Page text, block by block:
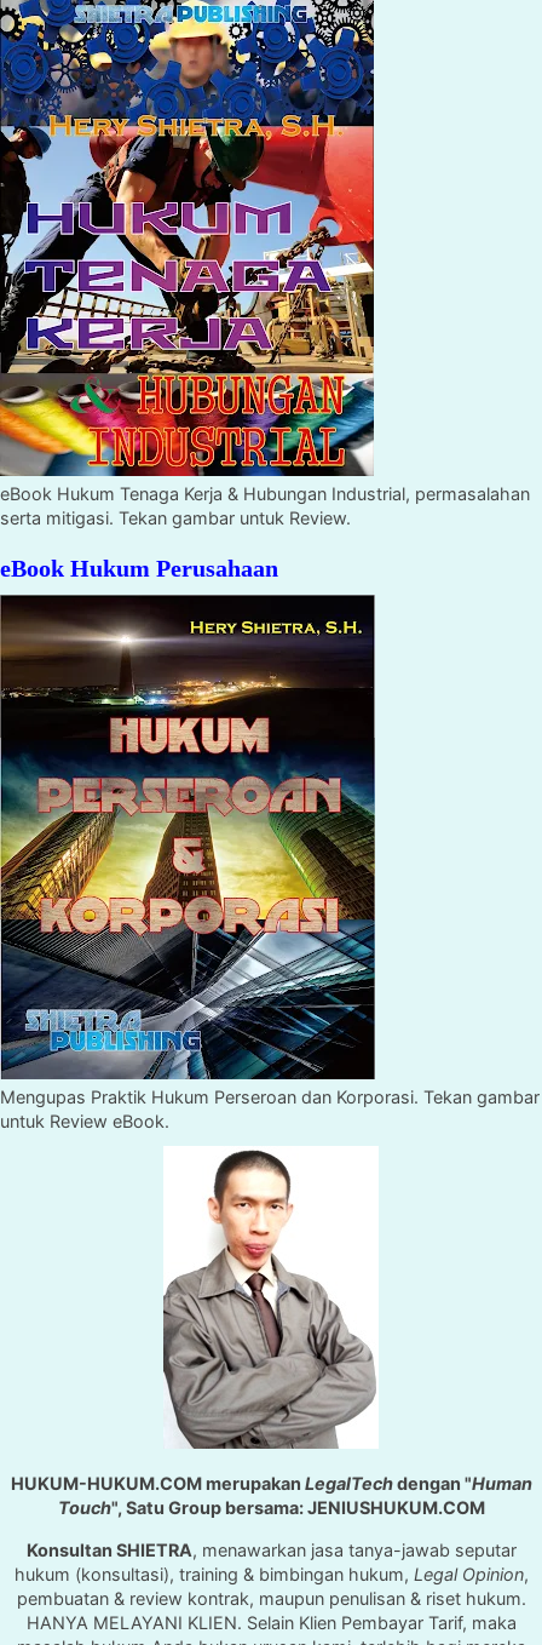
eBook Hukum Tenaga Kerja & Hubungan Industrial, permasalahan
serta mitigasi. Tekan gambar untuk Review.
eBook Hukum Perusahaan
Mengupas Praktik Hukum Perseroan dan Korporasi. Tekan gambar
untuk Review eBook.
HUKUM-HUKUM.COM merupakan LegalTechdengan "Human
Touch", Satu Group bersama: JENIUSHUKUM.COM
Konsultan SHIETRA, menawarkan jasa tanya-jawab seputar
hukum (konsultasi), training & bimbingan hukum, Legal Opinion,
pembuatan & review kontrak, maupun penulisan & riset hukum.
HANYA MELAYANI KLIEN. Selain Klien Pembayar Tarif, maka